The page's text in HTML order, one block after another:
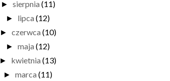
► sierpnia (11)
► lipca (12)
► czerwca (10)
► maja (12)
► kwietnia (13)
► marca (11)